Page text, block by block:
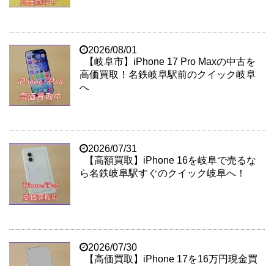
2026/08/01
【岐阜市】iPhone 17 Pro Maxの中古を
高価買取！名鉄岐阜駅前のクイック岐阜
へ
2026/07/31
【高額買取】iPhone 16を岐阜で売るな
ら名鉄岐阜駅すぐのクイック岐阜へ！
2026/07/30
【高価買取】iPhone 17を16万円現金買